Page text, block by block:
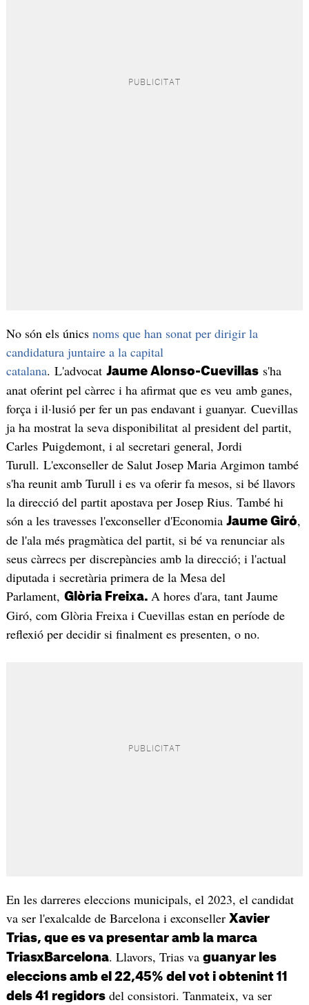
No són els únics noms que han sonat per dirigir la
candidatura juntaire a la capital
catalana. L'advocat Jaume Alonso-Cuevillass'ha
anat oferint pel càrrec i ha afirmat que es veu amb ganes,
força i il·lusió per fer un pas endavant i guanyar. Cuevillas
ja ha mostrat la seva disponibilitat al president del partit,
Carles Puigdemont, i al secretari general, Jordi
Turull. L'exconseller de Salut Josep Maria Argimon també
s'ha reunit amb Turull i es va oferir fa mesos, si bé llavors
la direcció del partit apostava per Josep Rius. També hi
són a les travesses l'exconseller d'Economia Jaume Giró,
de l'ala més pragmàtica del partit, si bé va renunciar als
seus càrrecs per discrepàncies amb la direcció; i l'actual
diputada i secretària primera de la Mesa del
Parlament, Glòria Freixa. A hores d'ara, tant Jaume
Giró, com Glòria Freixa i Cuevillas estan en període de
reflexió per decidir si finalment es presenten, o no.
En les darreres eleccions municipals, el 2023, el candidat
va ser l'exalcalde de Barcelona i exconseller Xavier
Trias, que es va presentar amb la marca
TriasxBarcelona. Llavors, Trias va guanyar les
eleccions amb el 22,45% del vot i obtenint 11
dels 41 regidorsdel consistori. Tanmateix, va ser